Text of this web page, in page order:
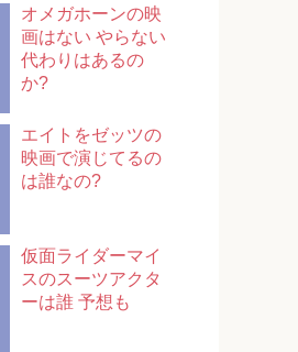
オメガホーンの映
画はない やらない
代わりはあるの
か?
エイトをゼッツの
映画で演じてるの
は誰なの?
仮面ライダーマイ
スのスーツアクタ
ーは誰 予想も